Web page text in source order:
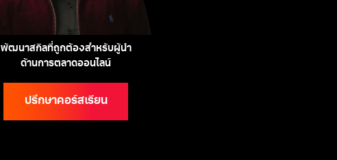
พัฒนาสกิลที่ถูกต้องสำหรับผู้นำ
ด้านการตลาดออนไลน์
ปรึกษาคอร์สเรียน